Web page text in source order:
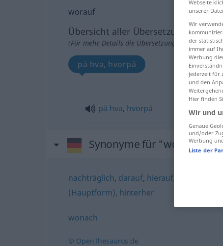
worauf
Übersicht aller Übersetzungen
(Für mehr Details die Übersetzung anklicken/
på hva, hvorpå
på hva, hvorpå
Synonyme für "worauf"
nachträglich, darauf, hierauf
(Hauptform), hinterher
wonach
© OpenThesaurus.de
Webseite
unserer
Wir
der
immer auf
Werbung
jederzeit für
und den
Hier finden
Wir und
Genaue
und/oder
Werbung
Liste der